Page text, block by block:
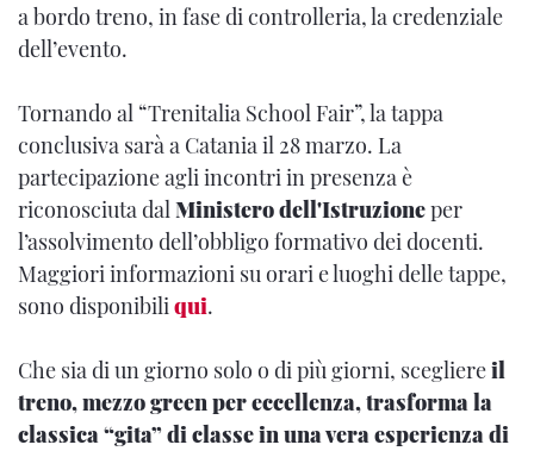
a bordo treno, in fase di controlleria, la credenziale
dell’evento.
Tornando al “Trenitalia School Fair”, la tappa
conclusiva sarà a Catania il 28 marzo. La
partecipazione agli incontri in presenza è
riconosciuta dalMinistero dell'Istruzioneper
l’assolvimento dell’obbligo formativo dei docenti.
Maggiori informazioni su orari e luoghi delle tappe,
sono disponibiliqui.
Che sia di un giorno solo o di più giorni, scegliereil
treno, mezzo green per eccellenza, trasforma la
classica “gita” di classe in una vera esperienza di